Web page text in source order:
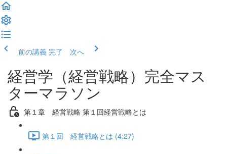
前の講義 完了 次へ
経営学（経営戦略）完全マス
ターマラソン
第１章 経営戦略 第１回経営戦略とは
第１回 経営戦略とは (4:27)